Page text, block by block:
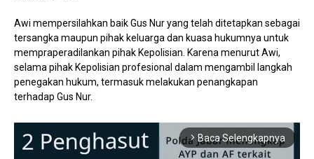
Awi mempersilahkan baik Gus Nur yang telah ditetapkan sebagai
tersangka maupun pihak keluarga dan kuasa hukumnya untuk
mempraperadilankan pihak Kepolisian. Karena menurut Awi,
selama pihak Kepolisian profesional dalam mengambil langkah
penegakan hukum, termasuk melakukan penangkapan
terhadap Gus Nur.
arrow_forward_ios Baca Selengkapnya